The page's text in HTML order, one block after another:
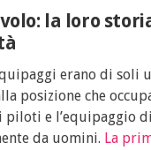
la loro
erano di soli
posizione che
piloti e l’equipaggio
da uomini. La